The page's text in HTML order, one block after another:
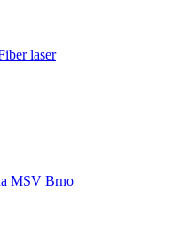
laser
MSV Brno